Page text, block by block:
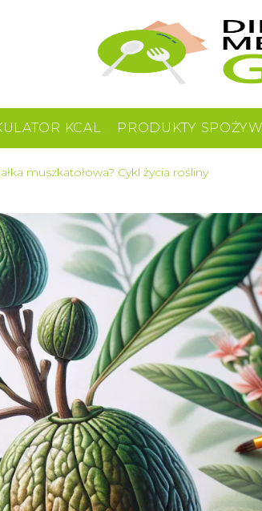
KCAL PRODUKTY
muszkatołowa? Cykl życia rośliny